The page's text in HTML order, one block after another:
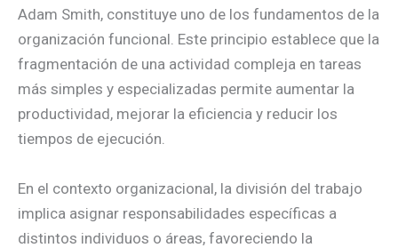
Adam Smith, constituye uno de los fundamentos de la
organización funcional. Este principio establece que la
fragmentación de una actividad compleja en tareas
más simples y especializadas permite aumentar la
productividad, mejorar la eficiencia y reducir los
tiempos de ejecución.
En el contexto organizacional, la división del trabajo
implica asignar responsabilidades específicas a
distintos individuos o áreas, favoreciendo la